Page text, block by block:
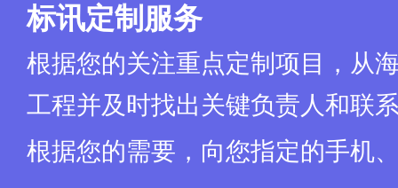
标讯定制服务
根据您的关注重点定制项目，从
工程并及时找出关键负责人和联
根据您的需要，向您指定的手机